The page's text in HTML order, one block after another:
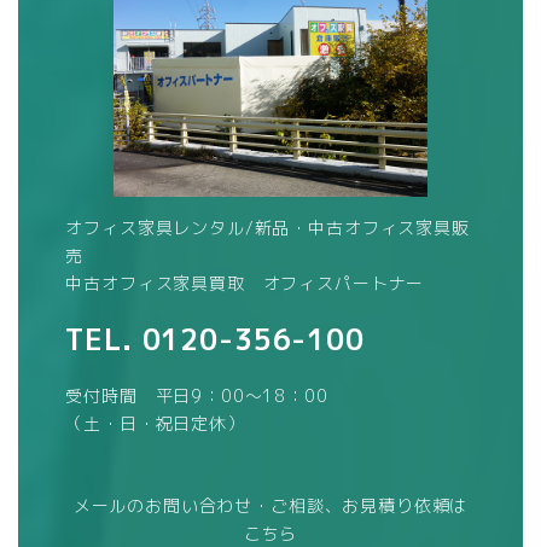
オフィス家具レンタル/新品・中古オフィス家具販
売
中古オフィス家具買取 オフィスパートナー
TEL. 0120-356-100
受付時間 平日9：00～18：00
（土・日・祝日定休）
メールのお問い合わせ・ご相談、お見積り依頼は
こちら